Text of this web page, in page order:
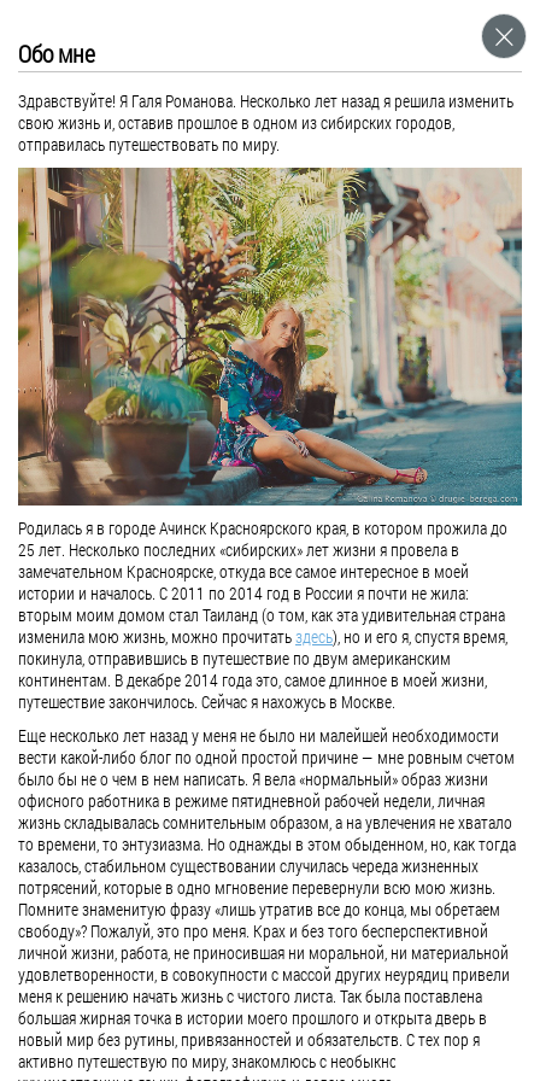
Обо мне
Здравствуйте! Я Галя Романова. Несколько лет назад я решила изменить
свою жизнь и, оставив прошлое в одном из сибирских городов,
отправилась путешествовать по миру.
Родилась я в городе Ачинск Красноярского края, в котором прожила до
25 лет. Несколько последних «сибирских» лет жизни я провела в
замечательном Красноярске, откуда все самое интересное в моей
истории и началось. С 2011 по 2014 год в России я почти не жила:
вторым моим домом стал Таиланд (о том, как эта удивительная страна
изменила мою жизнь, можно прочитатьздесь), но и его я, спустя время,
покинула, отправившись в путешествие по двум американским
континентам. В декабре 2014 года это, самое длинное в моей жизни,
путешествие закончилось. Сейчас я нахожусь в Москве.
Еще несколько лет назад у меня не было ни малейшей необходимости
вести какой-либо блог по одной простой причине — мне ровным счетом
было бы не о чем в нем написать. Я вела «нормальный» образ жизни
офисного работника в режиме пятидневной рабочей недели, личная
жизнь складывалась сомнительным образом, а на увлечения не хватало
то времени, то энтузиазма. Но однажды в этом обыденном, но, как тогда
казалось, стабильном существовании случилась череда жизненных
потрясений, которые в одно мгновение перевернули всю мою жизнь.
Помните знаменитую фразу «лишь утратив все до конца, мы обретаем
свободу»? Пожалуй, это про меня. Крах и без того бесперспективной
личной жизни, работа, не приносившая ни моральной, ни материальной
удовлетворенности, в совокупности с массой других неурядиц привели
меня к решению начать жизнь с чистого листа. Так была поставлена
большая жирная точка в истории моего прошлого и открыта дверь в
новый мир без рутины, привязанностей и обязательств. С тех пор я
активно путешествую по миру, знакомлюсь с необыкновенными людьми,
Июль 17, 2018
Россия
В продолжение рассказа про наш любимый пляж на Пхукете.
Театр начинается с вешалки, а Найхарн с парковки. Мотобайки здесь принято
выстраивать в стройные ряды и...
Про Найхарн и бунгало, которого больше нет
Апрель 26, 2018
Таиланд
Было бы несправедливо написать про пляж Найхарн и не упомянуть о
примыкающем к нему районе с одноименным названием. Расположенный на
паре-тройке убегающих от...